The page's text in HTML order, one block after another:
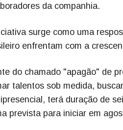
da companhia.
surge como uma
enfrentam com a
do chamado "apagão" de
talentos sob medida,
terá duração de
prevista para iniciar em